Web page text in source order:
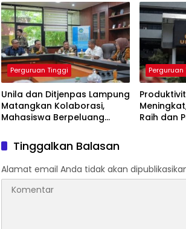
Perguruan Tinggi
Unila dan Ditjenpas Lampung
Matangkan Kolaborasi,
Mahasiswa Berpeluang
Perguruan
Raih dan
Tinggalkan Balasan
Alamat email Anda tidak akan